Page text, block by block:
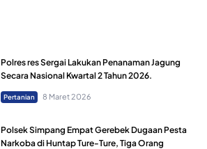
Polres res Sergai Lakukan Penanaman Jagung
Secara Nasional Kwartal 2 Tahun 2026.
Pertanian 8 Maret 2026
Polsek Simpang Empat Gerebek Dugaan Pesta
Narkoba di Huntap Ture-Ture, Tiga Orang